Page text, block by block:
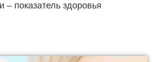
– показатель здоровья